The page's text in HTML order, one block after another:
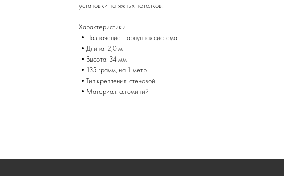
установки натяжных потолков.
Характеристики
•Назначение: Гарпунная система
•Длина: 2,0 м
•Высота: 34 мм
•135 грамм, на 1 метр
•Тип крепления: стеновой
•Материал: алюминий